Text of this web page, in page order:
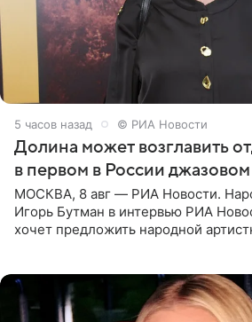
5 часов назад © РИА Новости
Долина может возглавить
в первом в России джазовом
МОСКВА, 8 авг — РИА Новости.
Игорь Бутман в интервью РИА
хочет предложить народной